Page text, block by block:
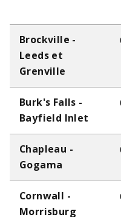
Brockville -
Leeds et
Grenville
Burk's Falls -
Bayfield Inlet
Chapleau -
Gogama
Cornwall -
Morrisburg